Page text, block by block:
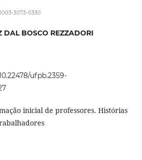
3073-0330
DAL BOSCO REZZADORI
ufpb.2359-
inicial de professores. Histórias